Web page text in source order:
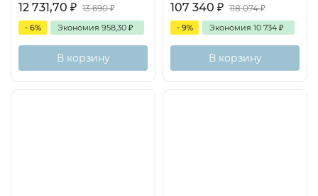
12 731,70 ₽ 13 690₽
- 6% Экономия 958,30 ₽
В корзину
107 340 ₽ 118 074₽
- 9% Экономия 10 734 ₽
В корзину